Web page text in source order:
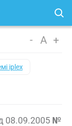
- A +
iplex
08.09.2005 №